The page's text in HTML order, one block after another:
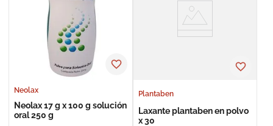
Neolax
Neolax 17 g x 100 g solución
oral 250 g
Plantaben
Laxante plantaben en polvo
x 30
roche posay
megacistin
pañales